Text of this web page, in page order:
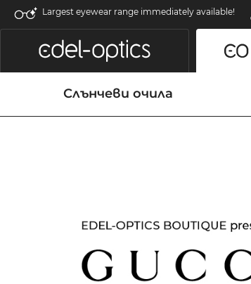
Largest eyewear range immediately available!
Слънчеви очила